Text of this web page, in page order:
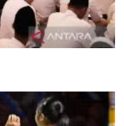
sebagai Lebaran